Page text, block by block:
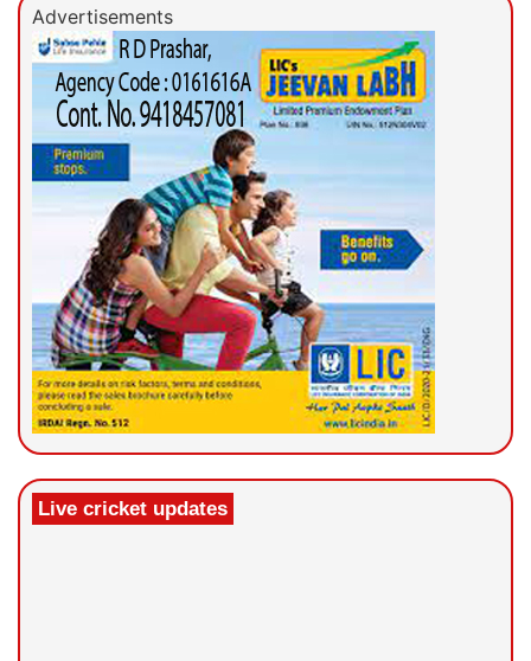
Advertisements
Live cricket updates